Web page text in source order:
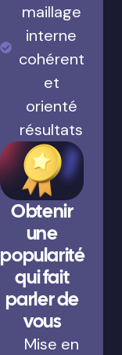
maillage
interne
cohérent
et
orienté
résultats
Obtenir
une
popularité
qui fait
parler de
vous
Mise en